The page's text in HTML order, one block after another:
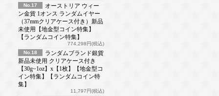
No.17
オーストリア ウィー
ン金貨 1オンス ランダムイヤー
（37mmクリアケース付き）新品
未使用【地金型コイン特集】
【ランダムコイン特集】
774,298円(税込)
No.18
ランダムブランド銀貨
新品未使用 クリアケース付き
【30g~1oz】x【1枚】【地金型コ
イン特集】【ランダムコイン特
集】
11,797円(税込)